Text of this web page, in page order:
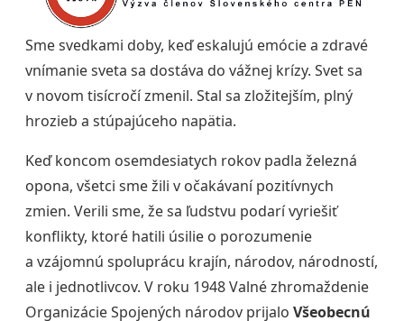
Sme svedkami doby, keď eskalujú emócie a zdravé
vnímanie sveta sa dostáva do vážnej krízy. Svet sa
v novom tisícročí zmenil. Stal sa zložitejším, plný
hrozieb a stúpajúceho napätia.
Keď koncom osemdesiatych rokov padla železná
opona, všetci sme žili v očakávaní pozitívnych
zmien. Verili sme, že sa ľudstvu podarí vyriešiť
konflikty, ktoré hatili úsilie o porozumenie
a vzájomnú spoluprácu krajín, národov, národností,
ale i jednotlivcov. V roku 1948 Valné zhromaždenie
Organizácie Spojených národov prijalo Všeobecnú